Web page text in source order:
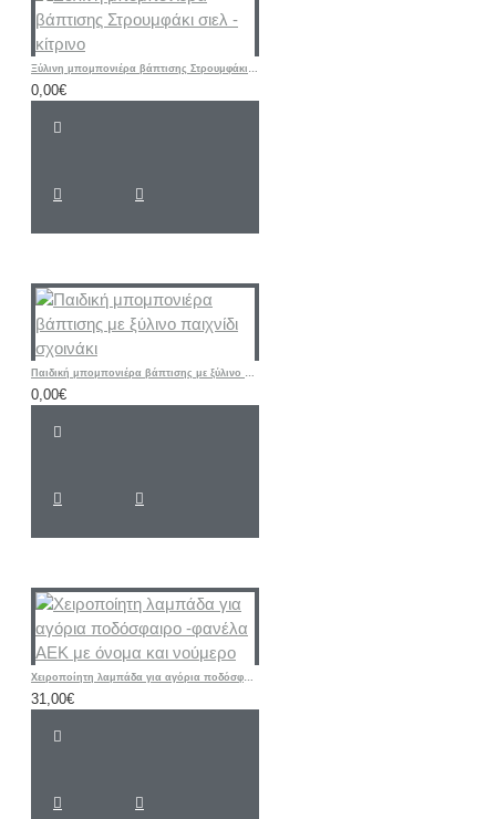
Ξύλινη μπομπονιέρα βάπτισης Στρουμφάκι σιελ - κίτρινο
0,00€
Παιδική μπομπονιέρα βάπτισης με ξύλινο παιχνίδι σχοινάκι
0,00€
Χειροποίητη λαμπάδα για αγόρια ποδόσφαιρο -φανέλα ΑΕΚ με όνομα και νούμερο
31,00€